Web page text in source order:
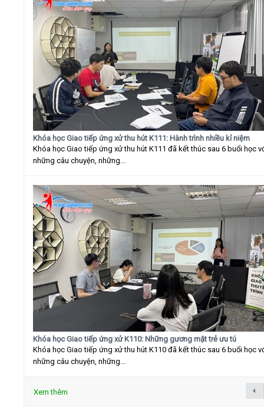
Khóa học Giao tiếp ứng xử thu hút K111: Hành trình nhiều kỉ niệm
Khóa học Giao tiếp ứng xử thu hút K111 đã kết thúc sau 6 buổi học
những câu chuyện, những...
Khóa học Giao tiếp ứng xử K110: Những gương mặt trẻ ưu tú
Khóa học Giao tiếp ứng xử thu hút K110 đã kết thúc sau 6 buổi học
những câu chuyện, những...
Xem thêm